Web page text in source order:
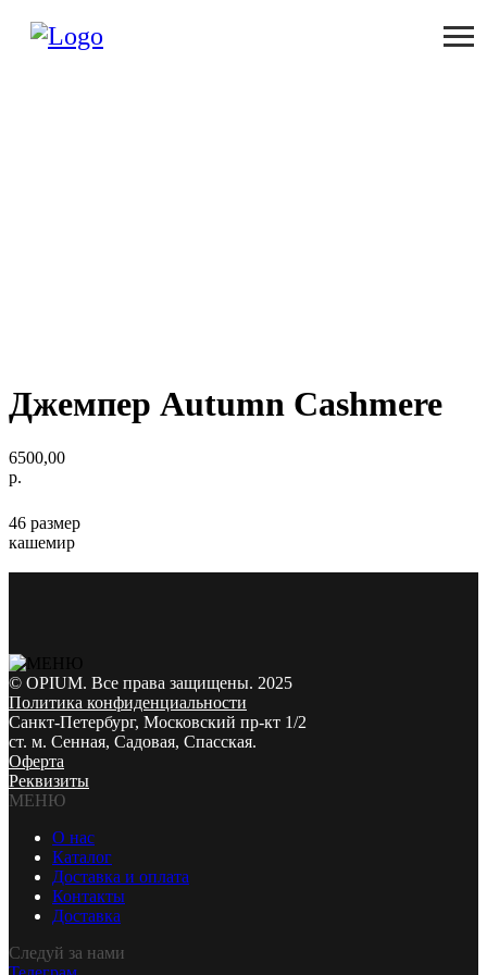
Джемпер Autumn Cashmere
6500,00
р.
46 размер
кашемир
© OPIUM. Все права защищены. 2025
Политика конфиденциальности
Санкт-Петербург, Московский пр-кт 1/2
ст. м. Сенная, Садовая, Спасская.
Оферта
Реквизиты
МЕНЮ
О нас
Каталог
Доставка и оплата
Контакты
Доставка
Следуй за нами